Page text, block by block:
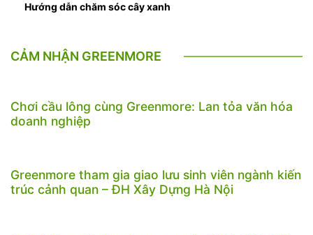
Hướng dẫn chăm sóc cây xanh
CẢM NHẬN GREENMORE
Chơi cầu lông cùng Greenmore: Lan tỏa văn hóa
doanh nghiệp
Greenmore tham gia giao lưu sinh viên ngành kiến
trúc cảnh quan – ĐH Xây Dựng Hà Nội